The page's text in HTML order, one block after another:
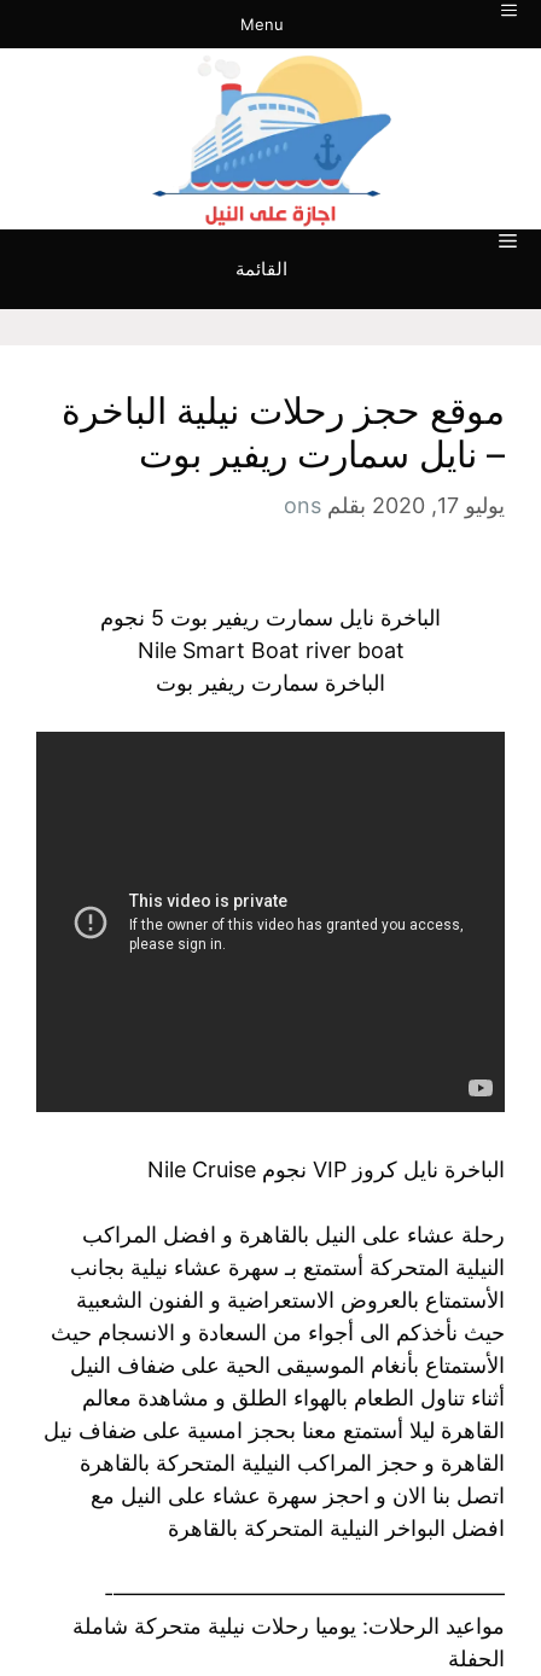
انتقل
إلى
Menu
القائمة
موقع حجز رحلات نيلية الباخرة
– نايل سمارت ريفير بوت
يوليو 17, 2020 بقلم ons
الباخرة نايل سمارت ريفير بوت 5 نجوم
Nile Smart Boat river boat
الباخرة سمارت ريفير بوت
الباخرة نايل كروز VIP نجوم Nile Cruise
رحلة عشاء على النيل بالقاهرة و افضل المراكب
النيلية المتحركة أستمتع بـ سهرة عشاء نيلية بجانب
الأستمتاع بالعروض الاستعراضية و الفنون الشعبية
حيث نأخذكم الى أجواء من السعادة و الانسجام حيث
الأستمتاع بأنغام الموسيقى الحية على ضفاف النيل
أثناء تناول الطعام بالهواء الطلق و مشاهدة معالم
القاهرة ليلا أستمتع معنا بحجز امسية على ضفاف نيل
القاهرة و حجز المراكب النيلية المتحركة بالقاهرة
اتصل بنا الان و احجز سهرة عشاء على النيل مع
افضل البواخر النيلية المتحركة بالقاهرة
——————————————————-
مواعيد الرحلات: يوميا رحلات نيلية متحركة شاملة
الحفلة